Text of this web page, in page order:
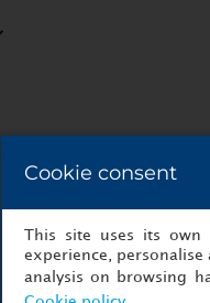
Cookie consent
This site uses its own
experience, personalise
analysis on browsing